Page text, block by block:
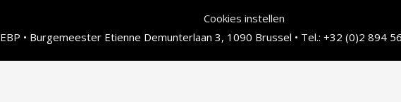
Cookies instellen
EBP • Burgemeester Etienne Demunterlaan 3, 1090 Brussel • Tel.: +32 (0)2 894